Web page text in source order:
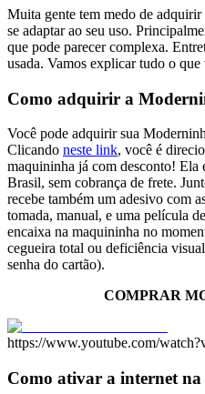
Muita gente tem medo de
se adaptar ao seu uso.
que pode parecer complexa.
usada. Vamos explicar tudo o
Como adquirir a
Você pode adquirir sua
Clicando neste link, você é
maquininha já com desconto! Ela
Brasil, sem cobrança de frete.
recebe também um adesivo com
tomada, manual, e uma película
encaixa na maquininha no
cegueira total ou deficiência
senha do cartão).
COMPRAR
https://www.youtube.com/
Como ativar a internet